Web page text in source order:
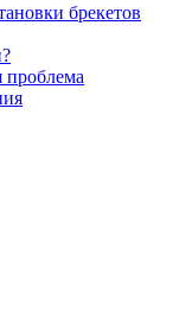
брекетов
проблема